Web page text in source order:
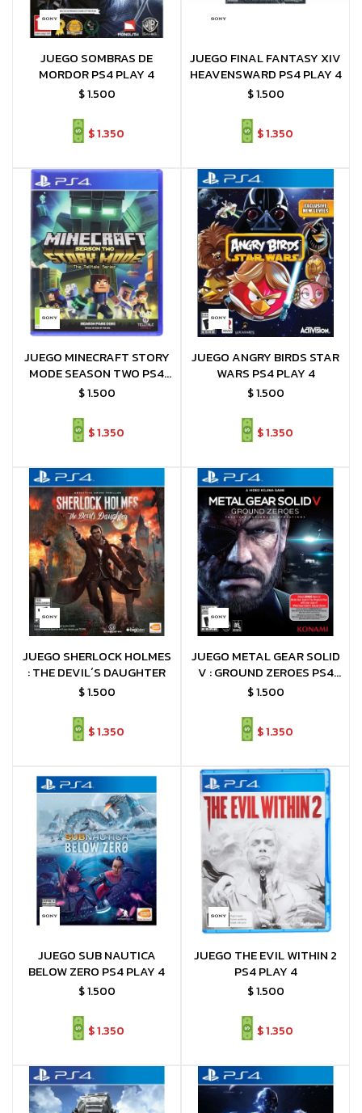
JUEGO SOMBRAS DE
MORDOR PS4 PLAY 4
$1.500
$1.350
JUEGO FINAL FANTASY XIV
HEAVENSWARD PS4 PLAY 4
$1.500
$1.350
JUEGO MINECRAFT STORY
MODE SEASON TWO PS4
PLAY 4
$1.500
$1.350
JUEGO ANGRY BIRDS STAR
WARS PS4 PLAY 4
$1.500
$1.350
JUEGO SHERLOCK HOLMES
: THE DEVIL´S DAUGHTER
$1.500
$1.350
JUEGO METAL GEAR SOLID
V : GROUND ZEROES PS4
PLAY 4
$1.500
$1.350
JUEGO SUB NAUTICA
BELOW ZERO PS4 PLAY 4
$1.500
$1.350
JUEGO THE EVIL WITHIN 2
PS4 PLAY 4
$1.500
$1.350